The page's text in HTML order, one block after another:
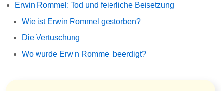
Erwin Rommel: Tod und feierliche Beisetzung
Wie ist Erwin Rommel gestorben?
Die Vertuschung
Wo wurde Erwin Rommel beerdigt?